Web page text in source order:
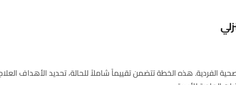
الفردية. هذه الخطة تتضمن تقييماً شاملاً للحالة، تحديد الأهداف